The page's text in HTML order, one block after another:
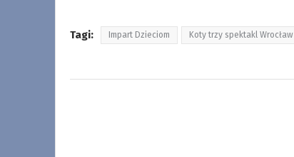
Tagi: Impart Dzieciom Koty trzy spektakl Wrocław